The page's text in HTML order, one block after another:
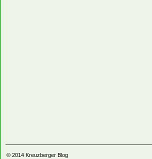
© 2014 Kreuzberger Blog